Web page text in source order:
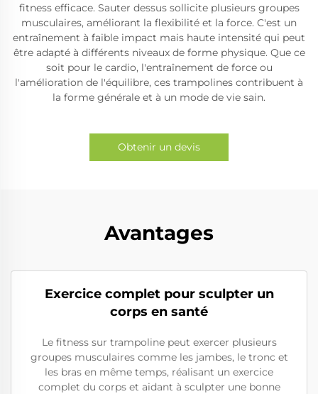
fitness efficace. Sauter dessus sollicite plusieurs groupes
musculaires, améliorant la flexibilité et la force. C'est un
entraînement à faible impact mais haute intensité qui peut
être adapté à différents niveaux de forme physique. Que ce
soit pour le cardio, l'entraînement de force ou
l'amélioration de l'équilibre, ces trampolines contribuent à
la forme générale et à un mode de vie sain.
Obtenir un devis
Avantages
Exercice complet pour sculpter un
corps en santé
Le fitness sur trampoline peut exercer plusieurs
groupes musculaires comme les jambes, le tronc et
les bras en même temps, réalisant un exercice
complet du corps et aidant à sculpter une bonne